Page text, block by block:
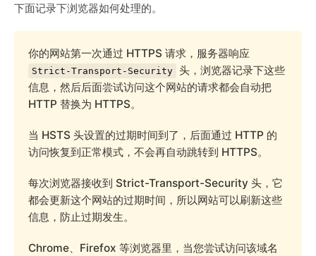
下面记录下浏览器如何处理的。
你的网站第一次通过 HTTPS 请求，服务器响应
Strict-Transport-Security 头，浏览器记录下这些
信息，然后后面尝试访问这个网站的请求都会自动把
HTTP 替换为 HTTPS。
当 HSTS 头设置的过期时间到了，后面通过 HTTP 的
访问恢复到正常模式，不会再自动跳转到 HTTPS。
每次浏览器接收到 Strict-Transport-Security 头，它
都会更新这个网站的过期时间，所以网站可以刷新这些
信息，防止过期发生。
Chrome、Firefox 等浏览器里，当您尝试访问该域名